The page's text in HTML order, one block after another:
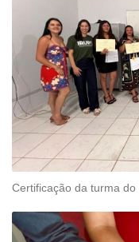
Certificação da turma do